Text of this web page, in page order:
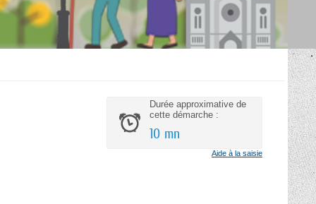
Durée approximative de
cette démarche :
10 mn
Aide à la saisie